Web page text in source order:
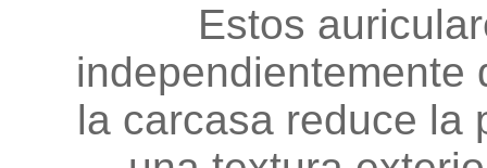
Estos
independientemente
la carcasa reduce la